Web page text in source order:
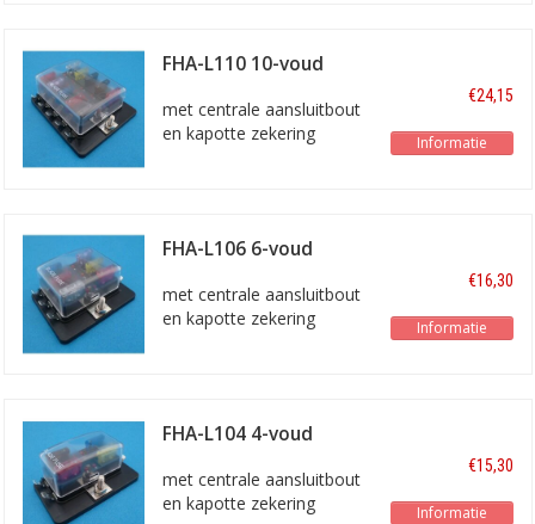
FHA-L110 10-voud
met centrale aansluitbout
en kapotte zekering
€24,15
Informatie
FHA-L106 6-voud
met centrale aansluitbout
en kapotte zekering
€16,30
Informatie
FHA-L104 4-voud
met centrale aansluitbout
en kapotte zekering
€15,30
Informatie